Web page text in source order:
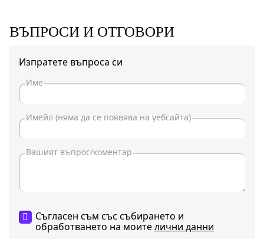
ВЪПРОСИ И ОТГОВОРИ
Изпратете въпроса си
Съгласен съм със събирането и
обработването на моителични данни